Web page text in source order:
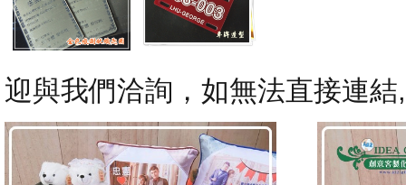
迎與我們洽詢，如無法直接連